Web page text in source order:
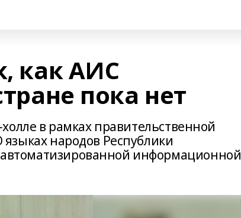
как АИС
пока нет
в рамках правительственной
народов Республики
информационной